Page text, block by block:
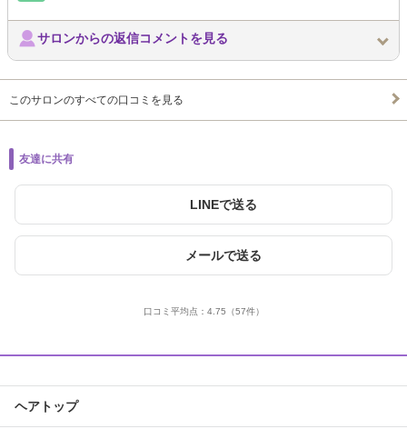
サロンからの返信コメントを見る
このサロンのすべての口コミを見る
友達に共有
LINEで送る
メールで送る
口コミ平均点： 4.75 （57件）
ヘアトップ